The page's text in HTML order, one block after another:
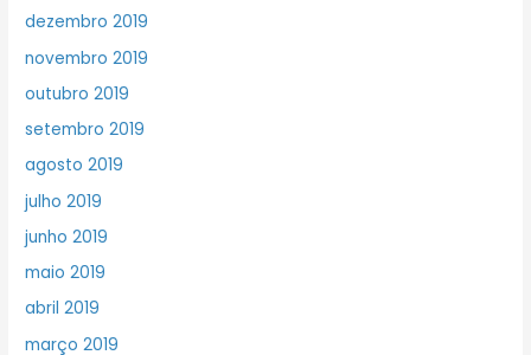
dezembro 2019
novembro 2019
outubro 2019
setembro 2019
agosto 2019
julho 2019
junho 2019
maio 2019
abril 2019
março 2019